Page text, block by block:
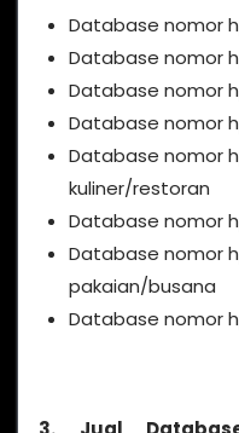
Database nomor
Database nomor
Database nomor
Database nomor
Database nomor
kuliner/restoran
Database nomor
Database nomor
pakaian/busana
Database nomor